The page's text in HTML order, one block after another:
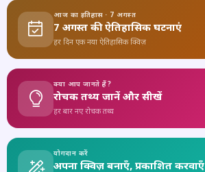
आज का इतिहास · 7 अगस्त
7 अगस्त की ऐतिहासिक घटनाएं
हर दिन एक नया ऐतिहासिक क्विज़
क्या आप जानते हैं?
रोचक तथ्य जानें और सीखें
हर बार नए रोचक तथ्य
योगदान करें
अपना क्विज़ बनाएँ, प्रकाशित करवाएँ